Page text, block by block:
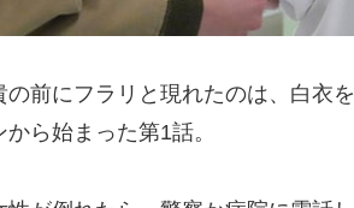
の前にフラリと現れたのは、白
ら始まった第1話。